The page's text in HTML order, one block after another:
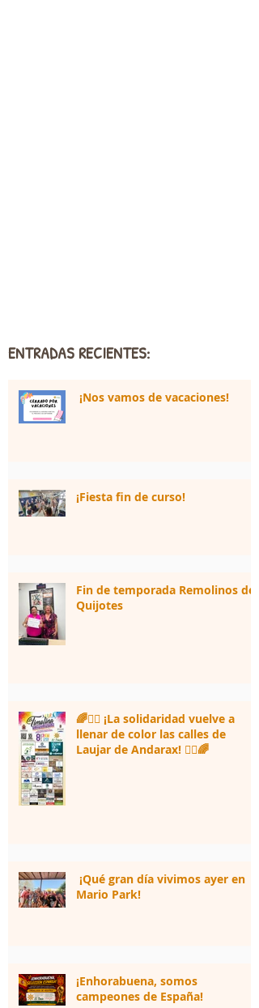
ENTRADAS RECIENTES:
¡Nos vamos de vacaciones!
¡Fiesta fin de curso!
Fin de temporada Remolinos de
Quijotes
🌈🏃‍♀️ ¡La solidaridad vuelve a
llenar de color las calles de
Laujar de Andarax! 🏃‍♂️🌈
¡Qué gran día vivimos ayer en
Mario Park!
¡Enhorabuena, somos
campeones de España!